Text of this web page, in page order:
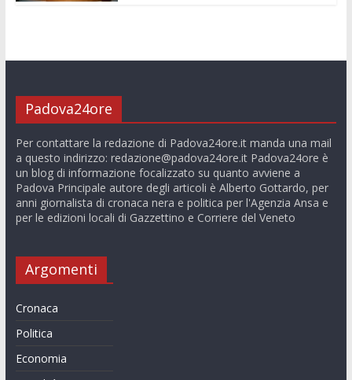
Padova24ore
Per contattare la redazione di Padova24ore.it manda una mail
a questo indirizzo: redazione@padova24ore.itPadova24ore è
un blog di informazione focalizzato su quanto avviene a
Padova Principale autore degli articoli è Alberto Gottardo, per
anni giornalista di cronaca nera e politica per l'Agenzia Ansa e
per le edizioni locali di Gazzettino e Corriere del Veneto
Argomenti
Cronaca
Politica
Economia